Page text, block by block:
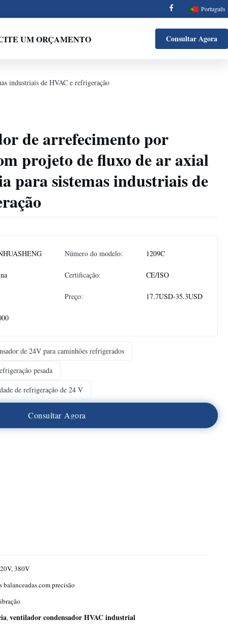
Português
UM ORÇAMENTO Consultar Agora
industriais de HVAC e refrigeração
de arrefecimento por
projeto de fluxo de ar axial
para sistemas industriais de
Número do modelo: 1209C
Certificação: CE/ISO
Preço: 17.7USD-35.3USD
de 24V para caminhões refrigerados
pesada
de refrigeração de 24 V
Consultar Agora
380V
balanceadas com precisão
,ventilador condensador HVAC industrial